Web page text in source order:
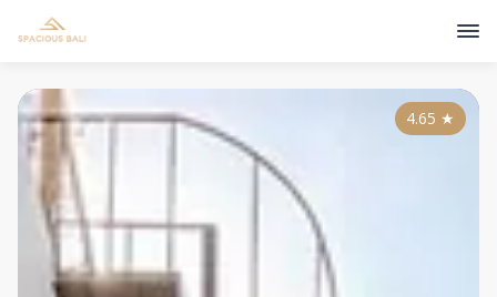
4.65 ★